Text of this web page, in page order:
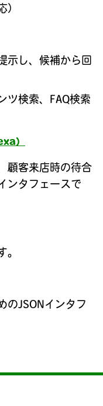
）
示し、候補から回
ツ検索、FAQ検索
）
顧客来店時の待合
ンタフェースで
。
のJSONインタフ